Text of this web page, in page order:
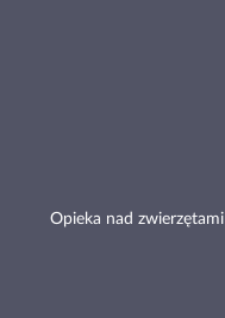
Opieka nad